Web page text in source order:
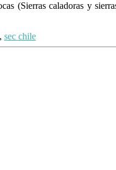
(Sierras caladoras y
, sec chile